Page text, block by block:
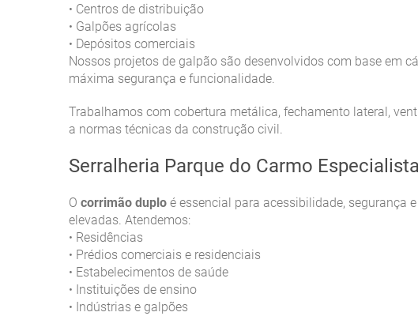
• Centros de distribuição
• Galpões agrícolas
• Depósitos comerciais
Nossos projetos de galpão são desenvolvidos com base em
máxima segurança e funcionalidade.
Trabalhamos com cobertura metálica, fechamento lateral,
a normas técnicas da construção civil.
Serralheria Parque do Carmo
O corrimão duplo é essencial para acessibilidade, segurança
elevadas. Atendemos:
• Residências
• Prédios comerciais e residenciais
• Estabelecimentos de saúde
• Instituições de ensino
• Indústrias e galpões